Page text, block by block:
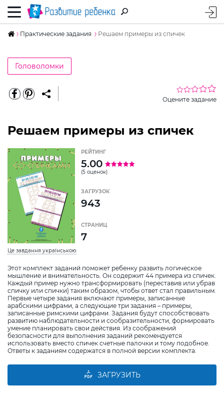
Практические задания Решаем примеры из спичек
Головоломки
Оцените задание
Решаем примеры из спичек
Це завдання українською
Этот комплект заданий поможет ребенку развить логическое
мышление и внимательность. Он содержит 44 примера из спичек.
Каждый пример нужно трансформировать (переставив или убрав
спичку или спички) таким образом, чтобы ответ стал правильным.
Первые четыре задания включают примеры, записанные
арабскими цифрами, а следующие три задания – примеры,
записанные римскими цифрами. Задания будут способствовать
развитию наблюдательности и сообразительности, формировать
умение планировать свои действия. Из соображений
безопасности для выполнения заданий рекомендуется
использовать вместо спичек счетные палочки и тому подобное.
Ответы к заданиям содержатся в полной версии комплекта.
РЕЙТИНГ
5.00
(5 оценок)
ЗАГРУЗОК
943
СТРАНИЦ
7
ЗАГРУЗИТЬ